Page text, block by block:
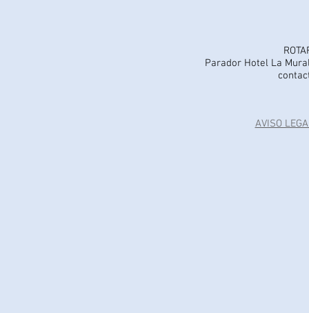
Parador Hotel La
AVISO